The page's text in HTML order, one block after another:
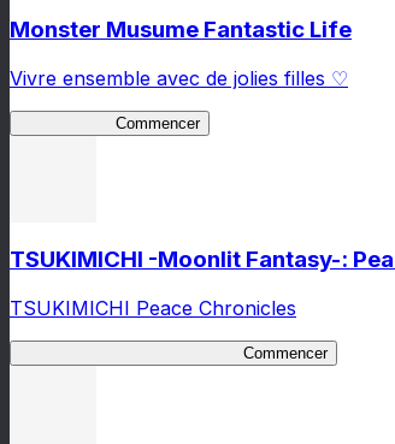
Monster Musume Fantastic Life
Vivre ensemble avec de jolies filles ♡
Commencer
TSUKIMICHI -Moonlit Fantasy-:
TSUKIMICHI Peace Chronicles
Commencer